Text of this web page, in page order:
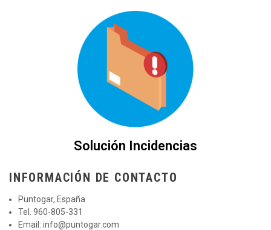
Solución Incidencias
INFORMACIÓN DE CONTACTO
Puntogar, España
Tel. 960-805-331
Email: info@puntogar.com